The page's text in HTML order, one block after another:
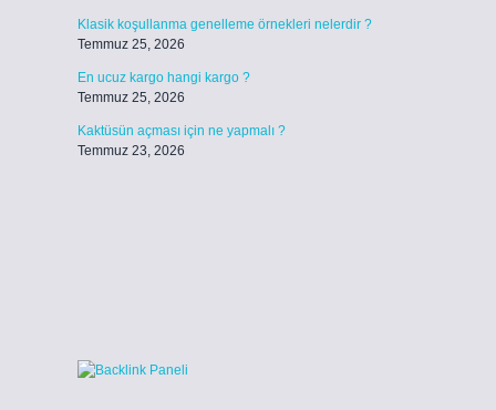
Klasik koşullanma genelleme örnekleri nelerdir ?
Temmuz 25, 2026
En ucuz kargo hangi kargo ?
Temmuz 25, 2026
Kaktüsün açması için ne yapmalı ?
Temmuz 23, 2026